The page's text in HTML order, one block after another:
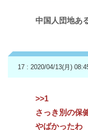
中国人団地あ
17 : 2020/04/13(月)
>>1
さっき別の保
やばかったわ